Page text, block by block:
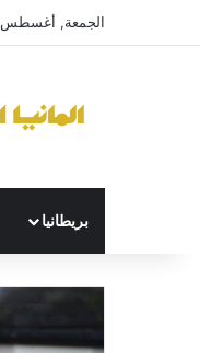
الجمعة, أغسطس 7 2026
بريطانيا